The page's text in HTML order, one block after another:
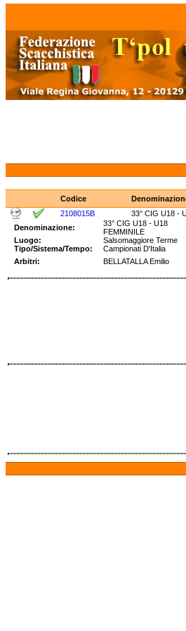
Codice
2108015B
33° CIG U18 -
Denominazione:
33° CIG U18 - U18
FEMMINILE
Luogo:
Salsomaggiore
Tipo/Sistema/Tempo:
Campionati D'Italia
Arbitri:
BELLATALLA Emilio